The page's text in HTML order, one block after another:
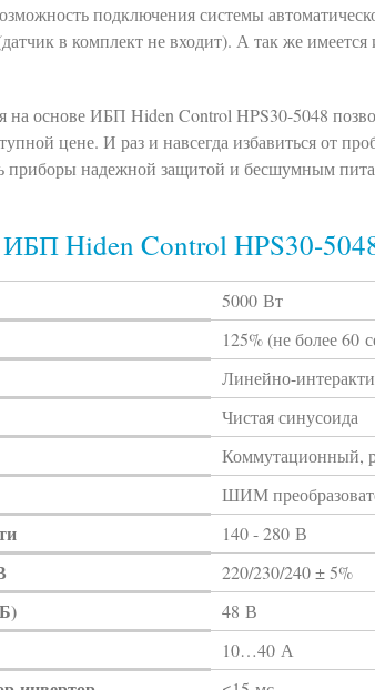
подключения системы
в комплект не входит). А так же
основе ИБП Hiden Control HPS30-5048
цене. И раз и навсегда избавиться от
приборы надежной защитой и бесшумным
ИБП Hiden Control HPS30-
5000 Вт
125% (не более 60
Линейно-
Чистая синусоида
Коммутационный,
ШИМ
140 - 280 В
220/230/240 ± 5%
48 В
10…40 А